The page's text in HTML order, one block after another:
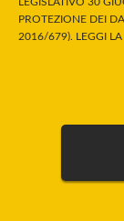
PROTEZIONE DEI
2016/679). LEGGI